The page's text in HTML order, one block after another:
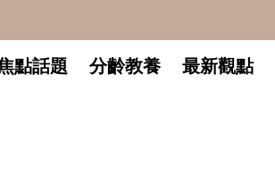
點話題 分齡教養 最新觀點